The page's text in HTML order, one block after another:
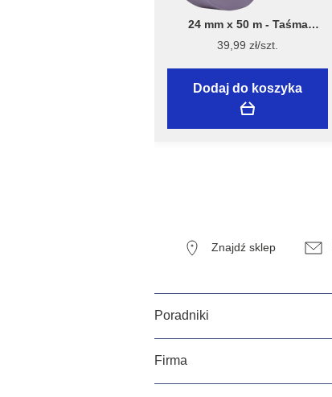
24 mm x 50 m - Taśma
Malarska Speciality Sensitive
Surfaces - Flügger
39,99 zł/szt.
Dodaj do koszyka
Znajdź sklep
Poradniki
Firma